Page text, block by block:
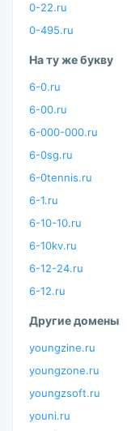
0-22.ru
0-495.ru
На ту же букву
6-0.ru
6-00.ru
6-000-000.ru
6-0sg.ru
6-0tennis.ru
6-1.ru
6-10-10.ru
6-10kv.ru
6-12-24.ru
6-12.ru
Другие домены
youngzine.ru
youngzone.ru
youngzsoft.ru
youni.ru